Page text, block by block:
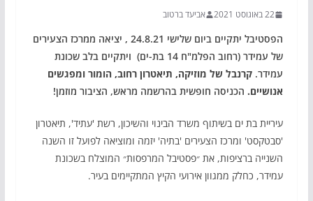
22 באוגוסט 2021 אביעד ברטוב
הפסטיבל יתקיים ביום שלישי 24.8.21 , יציאה ממרכז הצעירים
של עמידר (רחוב הפלמ"ח 14 בת-ים) ויתקיים בלב שכונת
עמידר. קרנבל של מוזיקה, תיאטרון רחוב, הומור ומפגשים
אנושיים. הכניסה חופשית בהרשמה מראש, הציבור מוזמן!
עיריית בת ים בשיתוף משרד הבינוי והשיכון, רשת 'עתיד', תיאטרון
'סבטקסט' ומרכז הצעירים 'בתיה' יזמה ומוציאה לפועל זו השנה
השנייה ברציפות, את ״פסטיבל המרפסות״ המוצלח בשכונת
עמידר, כחלק ממגוון אירועי הקיץ המתקיימים בעיר.